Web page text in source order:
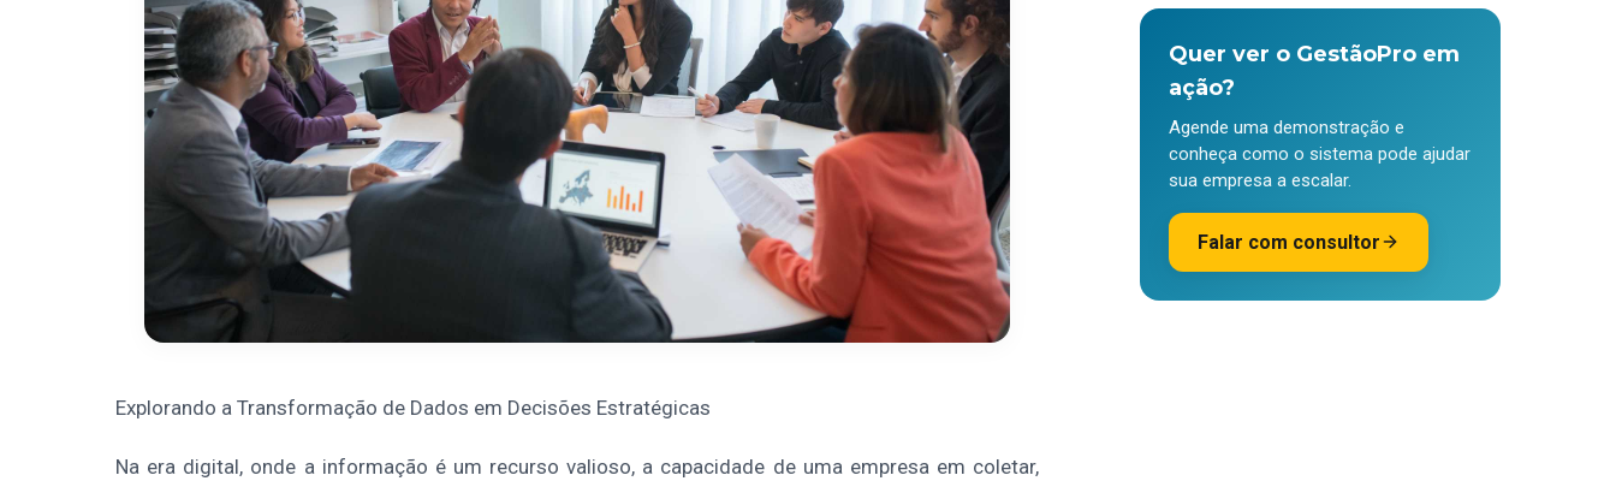
Explorando a Transformação de Dados em Decisões Estratégicas
Na era digital, onde a informação é um recurso valioso, a capacidade de uma empresa em coletar,
Quer ver o GestãoPro em
ação?
Agende uma demonstração e
conheça como o sistema pode ajudar
sua empresa a escalar.
Falar com consultor